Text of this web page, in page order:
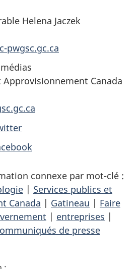
Helena Jaczek
pwgsc.gc.ca
Approvisionnement Canada
connexe par mot-clé :
| Services publics et
Canada | Gatineau | Faire
| entreprises |
de presse